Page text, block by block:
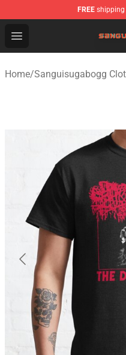
FREE shipping
Open menu
Sanguisugabogg
Home/Sanguisugabogg